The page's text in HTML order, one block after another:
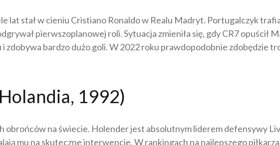
lat stał w cieniu Cristiano Ronaldo w Realu Madryt. Portugalczyk
pierwszoplanowej roli. Sytuacja zmieniła się, gdy CR7 opuścił
i zdobywa bardzo dużo goli. W 2022 roku prawdopodobnie zdobędzie
1992)
obrońców na świecie. Holender jest absolutnym liderem defensywy
mu na skuteczne interwencje. W rankingach na najlepszego